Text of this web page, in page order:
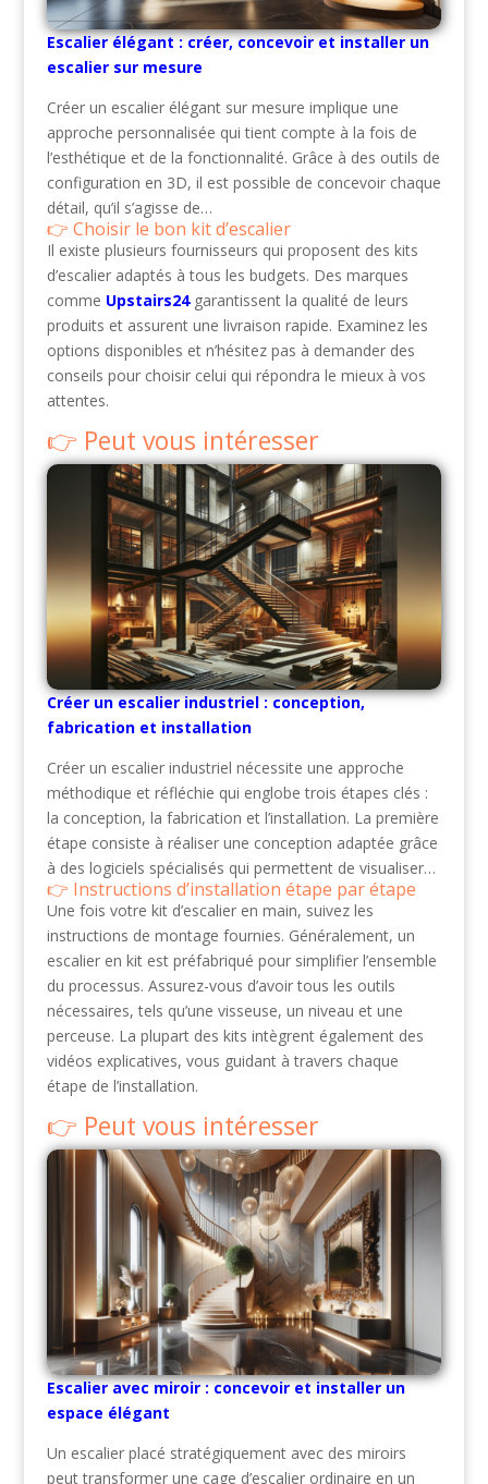
Escalier élégant : créer, concevoir et installer un
escalier sur mesure
Créer un escalier élégant sur mesure implique une
approche personnalisée qui tient compte à la fois de
l’esthétique et de la fonctionnalité. Grâce à des outils de
configuration en 3D, il est possible de concevoir chaque
détail, qu’il s’agisse de…
Choisir le bon kit d’escalier
Il existe plusieurs fournisseurs qui proposent des kits
d’escalier adaptés à tous les budgets. Des marques
comme Upstairs24garantissent la qualité de leurs
produits et assurent une livraison rapide. Examinez les
options disponibles et n’hésitez pas à demander des
conseils pour choisir celui qui répondra le mieux à vos
attentes.
Peut vous intéresser
Créer un escalier industriel : conception,
fabrication et installation
Créer un escalier industriel nécessite une approche
méthodique et réfléchie qui englobe trois étapes clés :
la conception, la fabrication et l’installation. La première
étape consiste à réaliser une conception adaptée grâce
à des logiciels spécialisés qui permettent de visualiser…
Instructions d’installation étape par étape
Une fois votre kit d’escalier en main, suivez les
instructions de montage fournies. Généralement, un
escalier en kit est préfabriqué pour simplifier l’ensemble
du processus. Assurez-vous d’avoir tous les outils
nécessaires, tels qu’une visseuse, un niveau et une
perceuse. La plupart des kits intègrent également des
vidéos explicatives, vous guidant à travers chaque
étape de l’installation.
Peut vous intéresser
Escalier avec miroir : concevoir et installer un
espace élégant
Un escalier placé stratégiquement avec des miroirs
peut transformer une cage d’escalier ordinaire en un